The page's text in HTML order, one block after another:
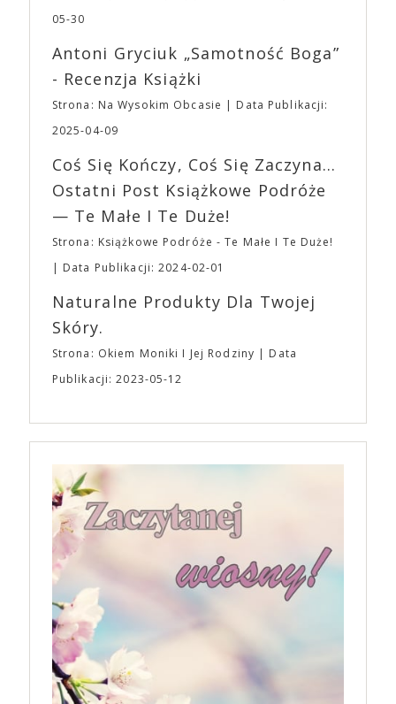
jednego z najbardziej interesujących współczesnych
(„Joker”, „Ona”) w swojej najbardziej zaskakującej
roli. Twórca kultowych „Dziedzictwo. Hereditary” i
„Midsommar. W biały dzień” zrealizował najbardziej
osobisty film, który pozwolił mu w pełni podzielić
się z widzami swoimi lękami, wizją świata, a przede
„Bo się boi” w kinach od 21 kwietnia.
dotyczył jedynie tych, którzy z imprezy wyjść nie
Wystawców i Obsługi. Na terenie hali nie zabraknie
Waszych ulubionych Wystawców serwujących
napoje oraz drobne przekąski a przed halą
planujemy Strefę FoodTrucków. Życzymy Wam
fantastycznego czasu oczekiwania na nadchodzącą
EXPO XXI!
05-30
Antoni Gryciuk „Samotność Boga”
- Recenzja Książki
Strona: Na Wysokim Obcasie
Data Publikacji:
2025-04-09
Coś Się Kończy, Coś Się Zaczyna...
Ostatni Post Książkowe Podróże
— Te Małe I Te Duże!
Strona: Książkowe Podróże - Te Małe I Te Duże!
Data Publikacji: 2024-02-01
Naturalne Produkty Dla Twojej
Skóry.
Strona: Okiem Moniki I Jej Rodziny
Data
Publikacji: 2023-05-12